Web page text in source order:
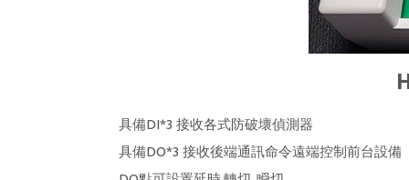
具備DI*3 接收各式防破壞偵測器
具備DO*3 接收後端通訊命令遠端控制前台設備